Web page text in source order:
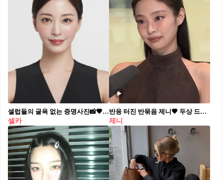
셀럽들의 굴욕 없는 증명사진📸🖤 헤어스타일링부터 메이크업까지@참고해✅
셀카
반응 터진 반묶음 제니🤎 두상 드러낼수록 미모 포텐 터지는 @제니
제니